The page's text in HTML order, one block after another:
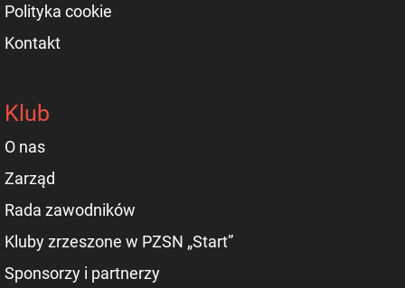
Polityka cookie
Kontakt
Klub
O nas
Zarząd
Rada zawodników
Kluby zrzeszone w PZSN „Start”
Sponsorzy i partnerzy